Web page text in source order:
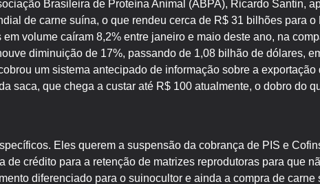
Brasileira de Proteína Animal (ABPA), Ricardo Santin,
de carne suína, o que rendeu cerca de R$ 31 bilhões para o
volume caíram 8,2% entre janeiro e maio deste ano, na
diminuição de 17%, passando de 1,08 bilhão de dólares,
um sistema antecipado de informação sobre a exportação
saca, que chega a custar até R$ 100 atualmente, o dobro do
Eles querem a suspensão da cobrança de PIS e
de crédito para a retenção de matrizes reprodutoras para que
diferenciado para o suinocultor e ainda a compra de carne